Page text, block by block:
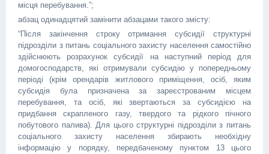
місця перебування.”;
абзац одинадцятий замінити абзацами такого змісту:
“Після закінчення строку отримання субсидії структурні
підрозділи з питань соціального захисту населення самостійно
здійснюють розрахунок субсидії на наступний період для
домогосподарств, які отримували субсидію у попередньому
періоді (крім орендарів житлового приміщення, осіб, яким
субсидія була призначена за зареєстрованим місцем
перебування, та осіб, які звертаються за субсидією на
придбання скрапленого газу, твердого та рідкого пічного
побутового палива). Для цього структурні підрозділи з питань
соціального захисту населення збирають необхідну
інформацію у порядку, передбаченому пунктом 13 цього